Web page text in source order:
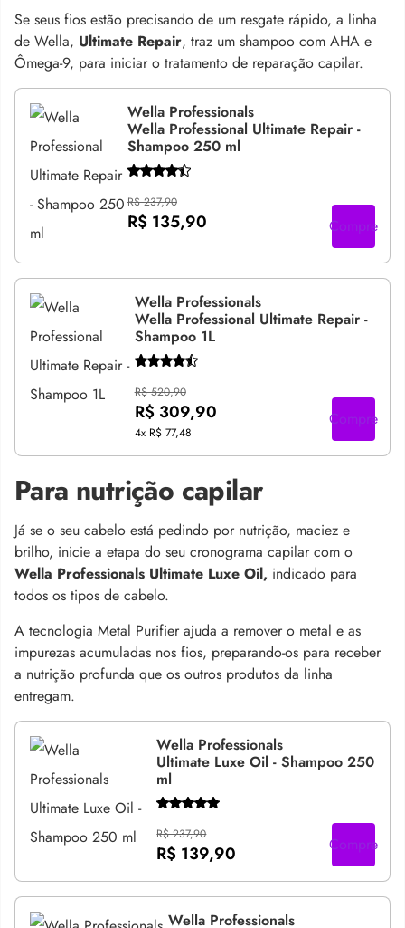
Se seus fios estão precisando de um resgate rápido, a linha
de Wella, Ultimate Repair, traz um shampoo com AHA e
Ômega-9, para iniciar o tratamento de reparação capilar.
Wella Professionals
Wella Professional Ultimate Repair -
Shampoo 250 ml
R$ 237,90
R$ 135,90 Compre
Wella Professionals
Wella Professional Ultimate Repair -
Shampoo 1L
R$ 520,90
R$ 309,90
4x R$ 77,48
Compre
Para nutrição capilar
Já se o seu cabelo está pedindo por nutrição, maciez e
brilho, inicie a etapa do seu cronograma capilar com o
Wella Professionals Ultimate Luxe Oil, indicado para
todos os tipos de cabelo.
A tecnologia Metal Purifier ajuda a remover o metal e as
impurezas acumuladas nos fios, preparando-os para receber
a nutrição profunda que os outros produtos da linha
entregam.
Wella Professionals
Ultimate Luxe Oil - Shampoo 250
ml
R$ 237,90
R$ 139,90 Compre
Wella Professionals